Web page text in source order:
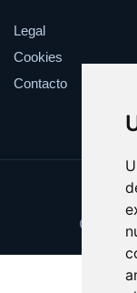
Legal
Cookies
Contacto